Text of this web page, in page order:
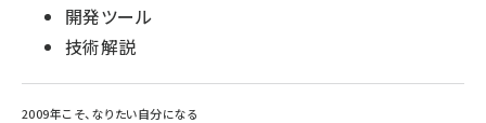
開発ツール
技術解説
2009年こそ、なりたい自分になる